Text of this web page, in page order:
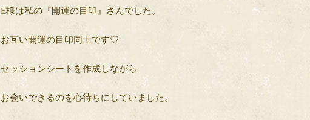
E様は私の『開運の目印』さんでした。
お互い開運の目印同士です♡
セッションシートを作成しながら
お会いできるのを心待ちにしていました。